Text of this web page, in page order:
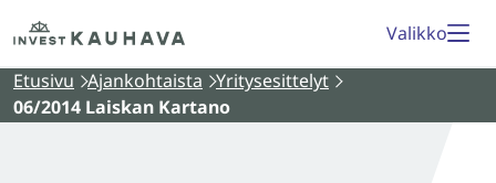
Siirry
Etusivu
Valikko
Etusivu Ajankohtaista Yritysesittelyt
06/2014 Laiskan Kartano